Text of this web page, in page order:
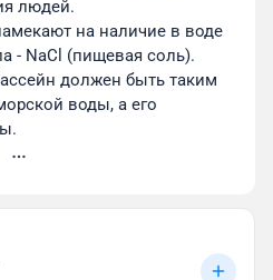
людей.
на наличие в воде
- NaCl (пищевая соль).
должен быть таким
воды, а его